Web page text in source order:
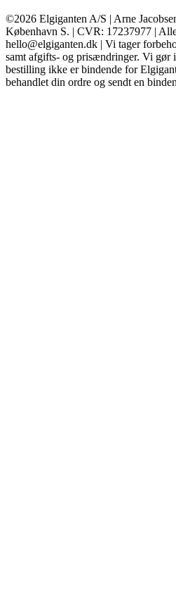
©2026 Elgiganten A/S | Arne
København S. | CVR: 17237977 |
hello@elgiganten.dk | Vi tager
samt afgifts- og prisændringer. Vi gør
bestilling ikke er bindende for
behandlet din ordre og sendt en